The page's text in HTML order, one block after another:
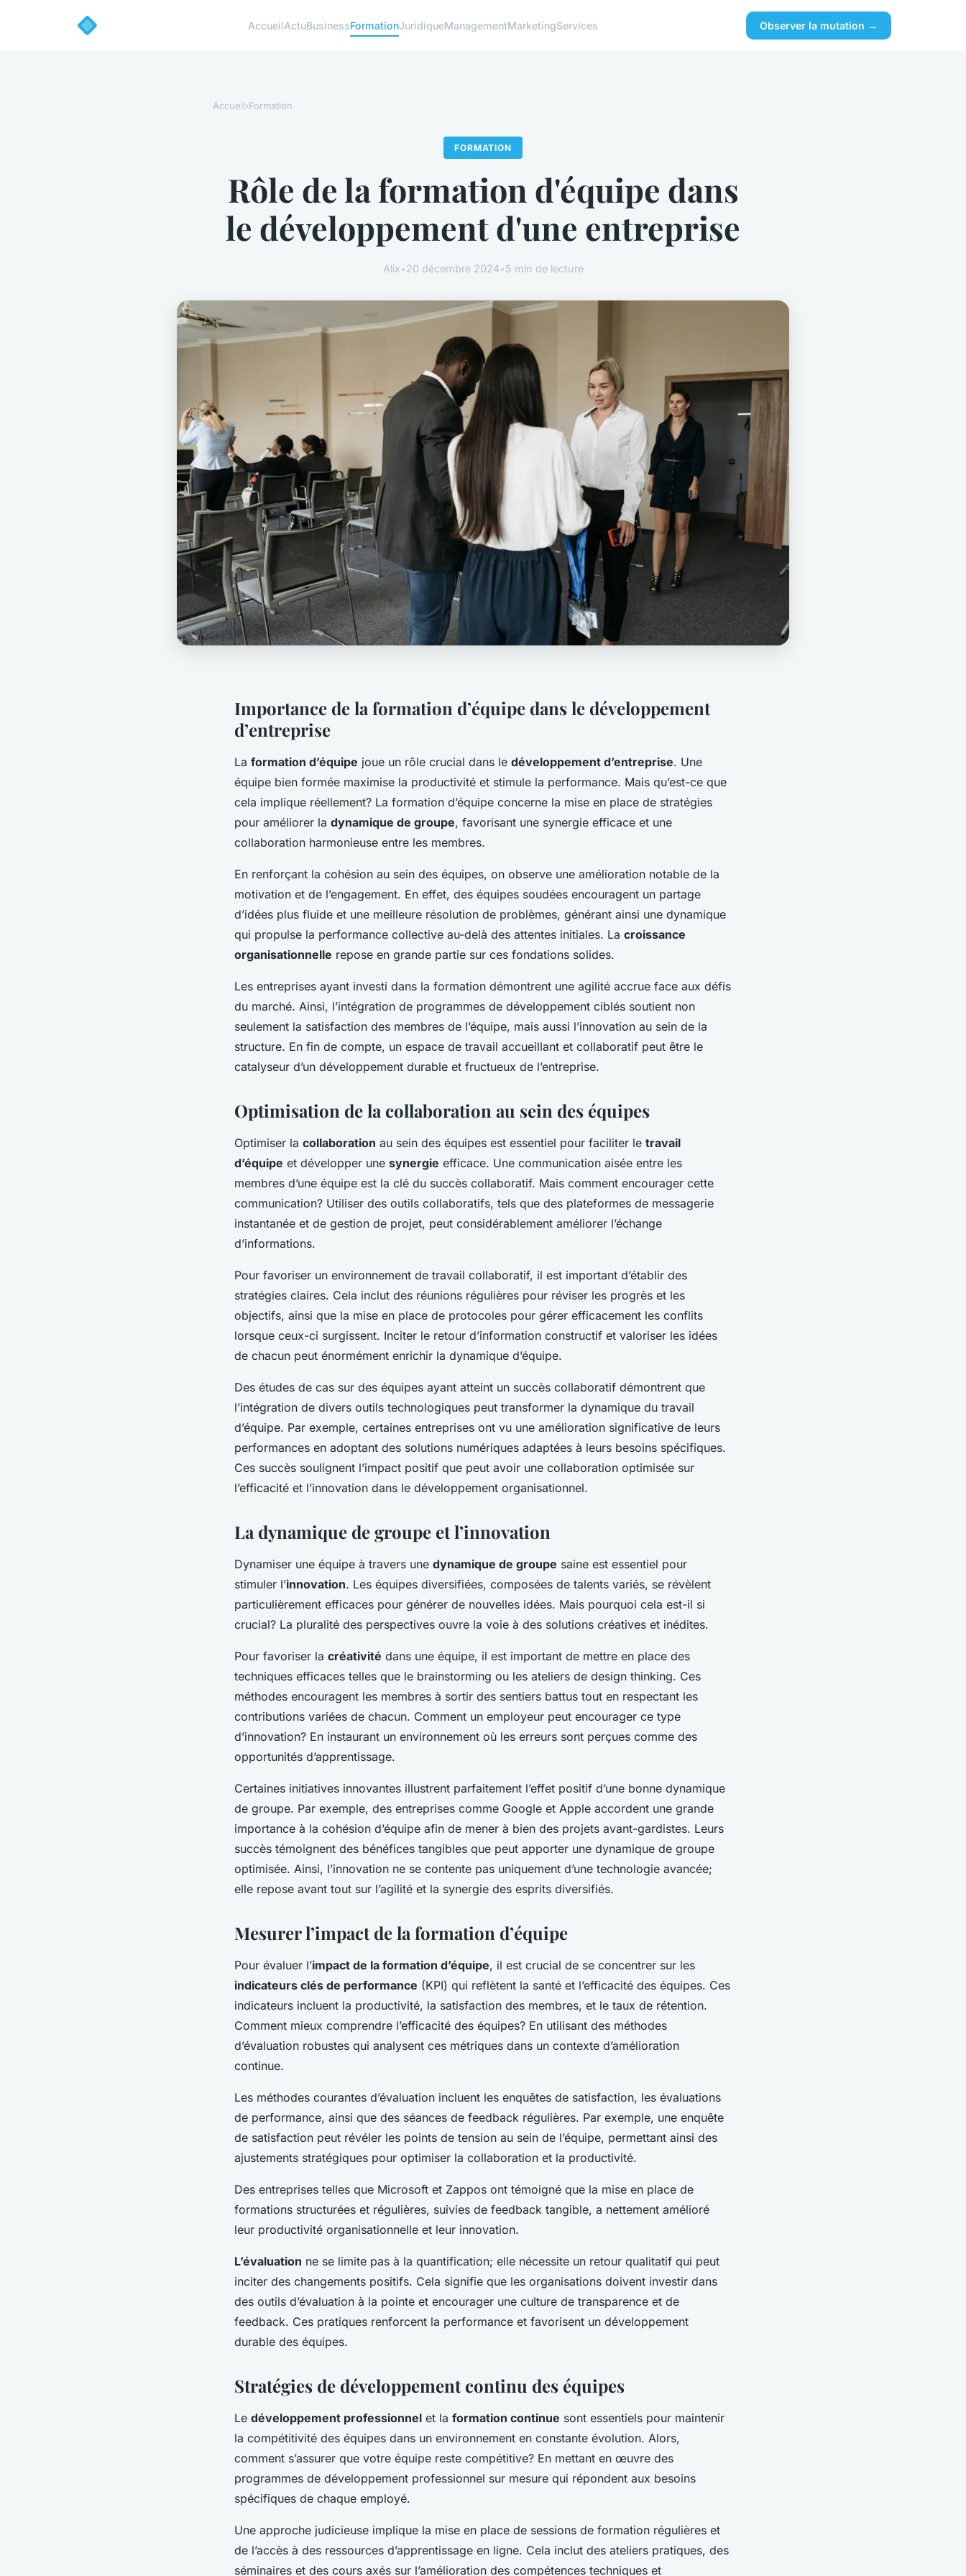
AccueilActuBusinessFormationJuridiqueManagementMarketingServices Observer la mutation →
Accueil›Formation
FORMATION
Rôle de la formation d'équipe dans
le développement d'une entreprise
Alix•20 décembre 2024•5 min de lecture
Importance de la formation d’équipe dans le développement
d’entreprise
La formation d’équipe joue un rôle crucial dans le développement d’entreprise. Une
équipe bien formée maximise la productivité et stimule la performance. Mais qu’est-ce que
cela implique réellement? La formation d’équipe concerne la mise en place de stratégies
pour améliorer la dynamique de groupe, favorisant une synergie efficace et une
collaboration harmonieuse entre les membres.
En renforçant la cohésion au sein des équipes, on observe une amélioration notable de la
motivation et de l’engagement. En effet, des équipes soudées encouragent un partage
d’idées plus fluide et une meilleure résolution de problèmes, générant ainsi une dynamique
qui propulse la performance collective au-delà des attentes initiales. La croissance
organisationnelle repose en grande partie sur ces fondations solides.
Les entreprises ayant investi dans la formation démontrent une agilité accrue face aux défis
du marché. Ainsi, l’intégration de programmes de développement ciblés soutient non
seulement la satisfaction des membres de l’équipe, mais aussi l’innovation au sein de la
structure. En fin de compte, un espace de travail accueillant et collaboratif peut être le
catalyseur d’un développement durable et fructueux de l’entreprise.
Optimisation de la collaboration au sein des équipes
Optimiser la collaboration au sein des équipes est essentiel pour faciliter le travail
d’équipe et développer une synergie efficace. Une communication aisée entre les
membres d’une équipe est la clé du succès collaboratif. Mais comment encourager cette
communication? Utiliser des outils collaboratifs, tels que des plateformes de messagerie
instantanée et de gestion de projet, peut considérablement améliorer l’échange
d’informations.
Pour favoriser un environnement de travail collaboratif, il est important d’établir des
stratégies claires. Cela inclut des réunions régulières pour réviser les progrès et les
objectifs, ainsi que la mise en place de protocoles pour gérer efficacement les conflits
lorsque ceux-ci surgissent. Inciter le retour d’information constructif et valoriser les idées
de chacun peut énormément enrichir la dynamique d’équipe.
Des études de cas sur des équipes ayant atteint un succès collaboratif démontrent que
l’intégration de divers outils technologiques peut transformer la dynamique du travail
d’équipe. Par exemple, certaines entreprises ont vu une amélioration significative de leurs
performances en adoptant des solutions numériques adaptées à leurs besoins spécifiques.
Ces succès soulignent l’impact positif que peut avoir une collaboration optimisée sur
l’efficacité et l’innovation dans le développement organisationnel.
La dynamique de groupe et l’innovation
Dynamiser une équipe à travers une dynamique de groupe saine est essentiel pour
stimuler l’innovation. Les équipes diversifiées, composées de talents variés, se révèlent
particulièrement efficaces pour générer de nouvelles idées. Mais pourquoi cela est-il si
crucial? La pluralité des perspectives ouvre la voie à des solutions créatives et inédites.
Pour favoriser la créativité dans une équipe, il est important de mettre en place des
techniques efficaces telles que le brainstorming ou les ateliers de design thinking. Ces
méthodes encouragent les membres à sortir des sentiers battus tout en respectant les
contributions variées de chacun. Comment un employeur peut encourager ce type
d’innovation? En instaurant un environnement où les erreurs sont perçues comme des
opportunités d’apprentissage.
Certaines initiatives innovantes illustrent parfaitement l’effet positif d’une bonne dynamique
de groupe. Par exemple, des entreprises comme Google et Apple accordent une grande
importance à la cohésion d’équipe afin de mener à bien des projets avant-gardistes. Leurs
succès témoignent des bénéfices tangibles que peut apporter une dynamique de groupe
optimisée. Ainsi, l’innovation ne se contente pas uniquement d’une technologie avancée;
elle repose avant tout sur l’agilité et la synergie des esprits diversifiés.
Mesurer l’impact de la formation d’équipe
Pour évaluer l’impact de la formation d’équipe, il est crucial de se concentrer sur les
indicateurs clés de performance (KPI) qui reflètent la santé et l’efficacité des équipes. Ces
indicateurs incluent la productivité, la satisfaction des membres, et le taux de rétention.
Comment mieux comprendre l’efficacité des équipes? En utilisant des méthodes
d’évaluation robustes qui analysent ces métriques dans un contexte d’amélioration
continue.
Les méthodes courantes d’évaluation incluent les enquêtes de satisfaction, les évaluations
de performance, ainsi que des séances de feedback régulières. Par exemple, une enquête
de satisfaction peut révéler les points de tension au sein de l’équipe, permettant ainsi des
ajustements stratégiques pour optimiser la collaboration et la productivité.
Des entreprises telles que Microsoft et Zappos ont témoigné que la mise en place de
formations structurées et régulières, suivies de feedback tangible, a nettement amélioré
leur productivité organisationnelle et leur innovation.
L’évaluation ne se limite pas à la quantification; elle nécessite un retour qualitatif qui peut
inciter des changements positifs. Cela signifie que les organisations doivent investir dans
des outils d’évaluation à la pointe et encourager une culture de transparence et de
feedback. Ces pratiques renforcent la performance et favorisent un développement
durable des équipes.
Stratégies de développement continu des équipes
Le développement professionnel et la formation continue sont essentiels pour maintenir
la compétitivité des équipes dans un environnement en constante évolution. Alors,
comment s’assurer que votre équipe reste compétitive? En mettant en œuvre des
programmes de développement professionnel sur mesure qui répondent aux besoins
spécifiques de chaque employé.
Une approche judicieuse implique la mise en place de sessions de formation régulières et
de l’accès à des ressources d’apprentissage en ligne. Cela inclut des ateliers pratiques, des
séminaires et des cours axés sur l’amélioration des compétences techniques et